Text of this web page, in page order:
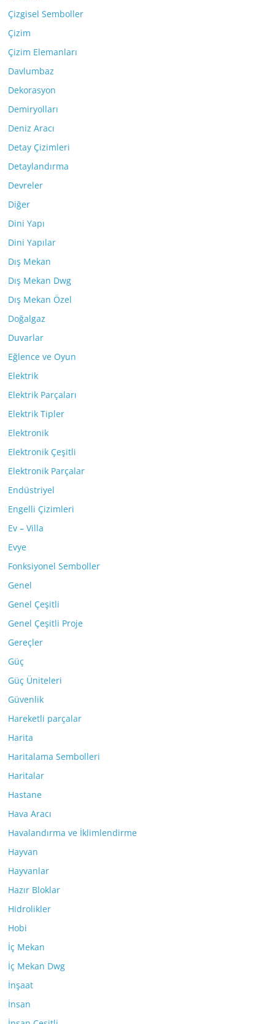
Çizgisel Semboller
Çizim
Çizim Elemanları
Davlumbaz
Dekorasyon
Demiryolları
Deniz Aracı
Detay Çizimleri
Detaylandırma
Devreler
Diğer
Dini Yapı
Dini Yapılar
Dış Mekan
Dış Mekan Dwg
Dış Mekan Özel
Doğalgaz
Duvarlar
Eğlence ve Oyun
Elektrik
Elektrik Parçaları
Elektrik Tipler
Elektronik
Elektronik Çeşitli
Elektronik Parçalar
Endüstriyel
Engelli Çizimleri
Ev – Villa
Evye
Fonksiyonel Semboller
Genel
Genel Çeşitli
Genel Çeşitli Proje
Gereçler
Güç
Güç Üniteleri
Güvenlik
Hareketli parçalar
Harita
Haritalama Sembolleri
Haritalar
Hastane
Hava Aracı
Havalandırma ve İklimlendirme
Hayvan
Hayvanlar
Hazır Bloklar
Hidrolikler
Hobi
İç Mekan
İç Mekan Dwg
İnşaat
İnsan